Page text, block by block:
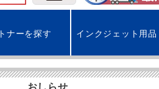
トナーを探す インクジェット用品
おしらせ